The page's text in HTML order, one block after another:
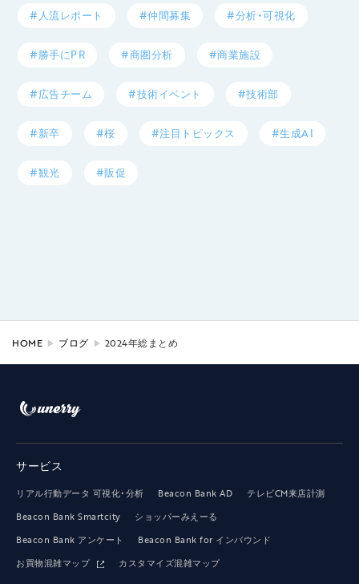
#人流レポート #仲間募集 #分析・可視化
#勝手にPR #商圏分析 #商業施設
#広告チーム #技術イベント #技術部
#新卒 #桜 #注目トピックス #生成AI
#観光 #販促
HOME ブログ 2024年総まとめ
サービス
リアル行動データ 可視化・分析 Beacon Bank AD
テレビCM来店計測
Beacon Bank Smartcity
ショッパーみえーる
Beacon Bank アンケート
Beacon Bank for インバウンド
お買物混雑マップ
カスタマイズ混雑マップ